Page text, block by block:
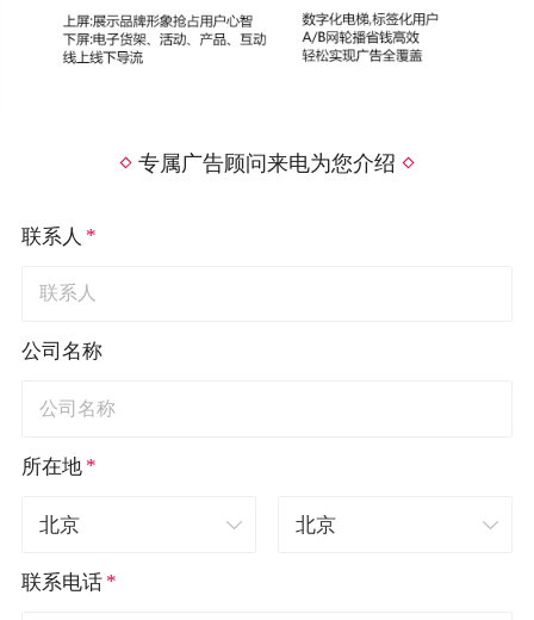
专属广告顾问来电为您介绍
联系人 *
公司名称
所在地 *
联系电话 *